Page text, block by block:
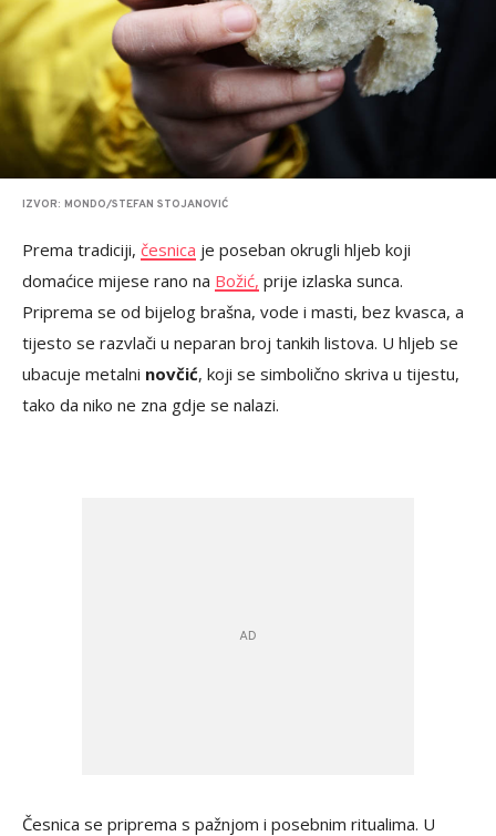
IZVOR: MONDO/STEFAN STOJANOVIĆ
Prema tradiciji, česnica je poseban okrugli hljeb koji
domaćice mijese rano na Božić, prije izlaska sunca.
Priprema se od bijelog brašna, vode i masti, bez kvasca, a
tijesto se razvlači u neparan broj tankih listova. U hljeb se
ubacuje metalni novčić, koji se simbolično skriva u tijestu,
tako da niko ne zna gdje se nalazi.
Česnica se priprema s pažnjom i posebnim ritualima. U